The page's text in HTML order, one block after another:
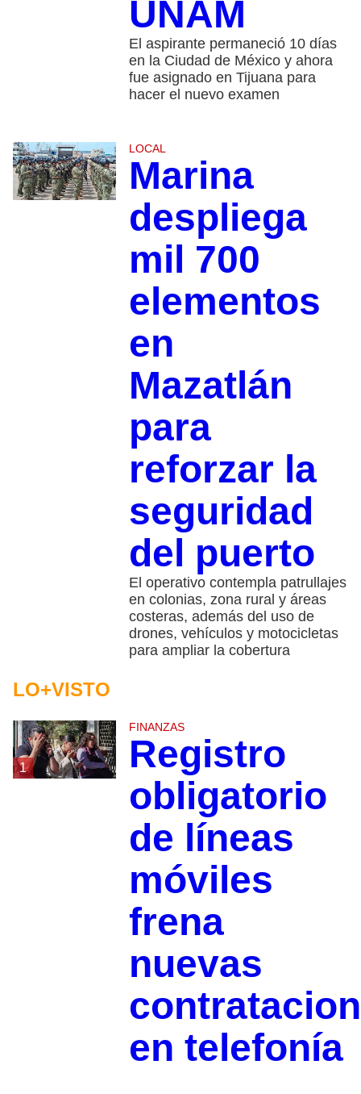
UNAM
El aspirante permaneció 10 días
en la Ciudad de México y ahora
fue asignado en Tijuana para
hacer el nuevo examen
LOCAL
Marina
despliega
mil 700
elementos
en
Mazatlán
para
reforzar la
seguridad
del puerto
El operativo contempla patrullajes
en colonias, zona rural y áreas
costeras, además del uso de
drones, vehículos y motocicletas
para ampliar la cobertura
LO+VISTO
1
FINANZAS
Registro
obligatorio
de líneas
móviles
frena
nuevas
en telefonía